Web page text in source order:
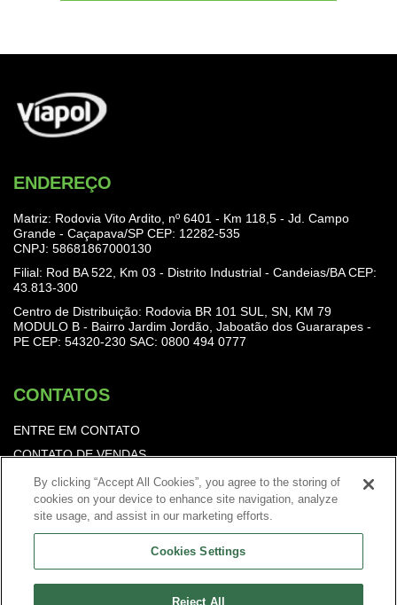
ENDEREÇO
Matriz: Rodovia Vito Ardito, nº 6401 - Km 118,5 - Jd. Campo
Grande - Caçapava/SP CEP: 12282-535
CNPJ: 58681867000130
Filial: Rod BA 522, Km 03 - Distrito Industrial - Candeias/BA CEP:
43.813-300
Centro de Distribuição: Rodovia BR 101 SUL, SN, KM 79
MODULO B - Bairro Jardim Jordão, Jaboatão dos Guararapes -
PE CEP: 54320-230 SAC: 0800 494 0777
CONTATOS
ENTRE EM CONTATO
CONTATO DE VENDAS
TRABALHE CONOSCO
Política de Privacidade
By clicking “Accept All Cookies”, you agree to the storing of
cookies on your device to enhance site navigation, analyze
site usage, and assist in our marketing efforts.
Cookies Settings
Reject All